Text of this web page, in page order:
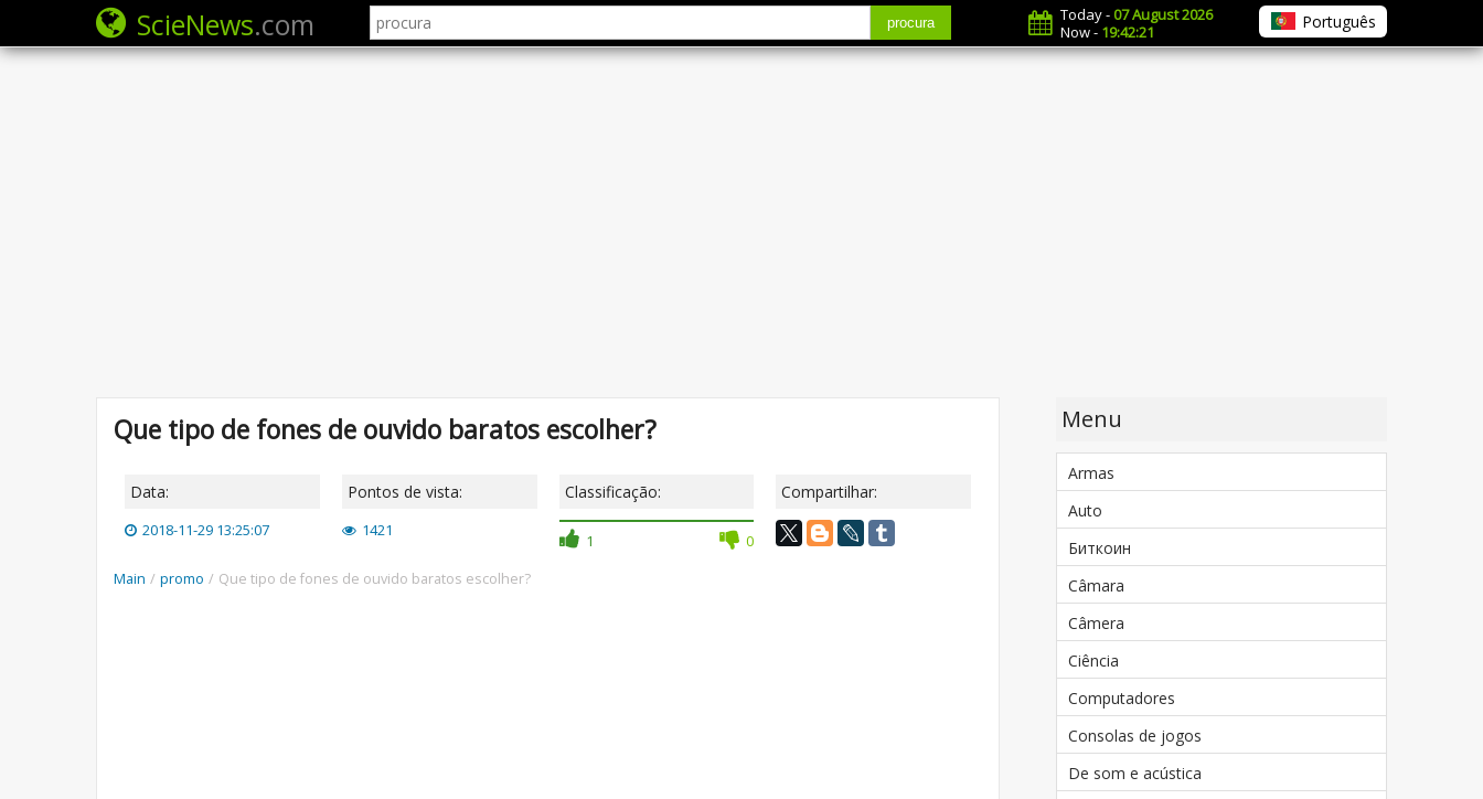
ScieNews.com procura Today -07 August 2026
Now - 19:42:22 Português
Que tipo de fones de ouvido baratos escolher?
Data:
2018-11-29 13:25:07
Pontos de vista:
1421
Classificação:
1 0
Compartilhar:
Main / promo / Que tipo de fones de ouvido baratos escolher?
Menu
Armas
Auto
Биткоин
Câmara
Câmera
Ciência
Computadores
Consolas de jogos
De som e acústica